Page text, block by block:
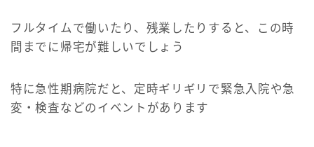
フルタイムで働いたり、残業したりすると、この時
間までに帰宅が難しいでしょう
特に急性期病院だと、定時ギリギリで緊急入院や急
変・検査などのイベントがあります